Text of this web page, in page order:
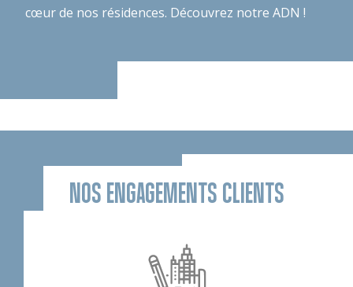
cœur de nos résidences. Découvrez notre ADN !
NOS ENGAGEMENTS CLIENTS